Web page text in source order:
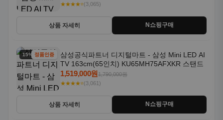
★★★★⭐(3,065)
상품 자세히 N쇼핑구매
15% 할인정품인증
삼성공식파트너 디지털마트 - 삼성 Mini LED AI
TV 163cm(65인치) KU65MH75AFXKR 스탠드
1,519,000원1,790,000원
★★★★⭐(3,061)
상품 자세히 N쇼핑구매